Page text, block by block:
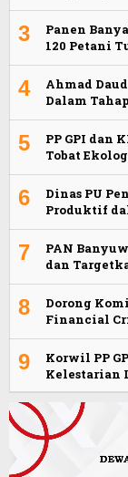
3
Panen
120 Petani
4
Ahmad
Dalam
5
PP GPI dan
Tobat
6
Dinas PU
Produktif
7
PAN
dan
8
Dorong
Financial
9
Korwil PP
Kelestarian